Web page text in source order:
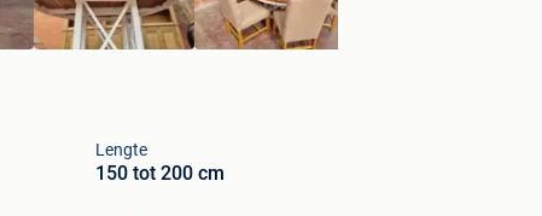
Lengte
150 tot 200 cm